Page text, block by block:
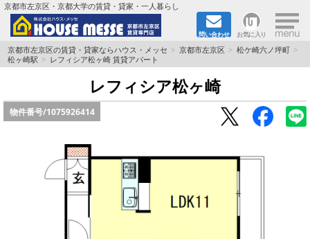
京都市左京区・京都大学の賃貸・貸家・一人暮らし
問い合わせ お気に入り ×
TOPページ
地域から検索
京都大学＆京都芸術大学生さんに
書類DL & 入居者さまへ
家族で住むならマンション？賃家？
京都市左京区の賃貸・貸家ならハウス・メッセ 京都市左京区
松ケ崎六ノ坪町
松ヶ崎駅
レフィシア松ヶ崎 賃貸アパート
レフィシア松ヶ崎
物件番号/1075926414